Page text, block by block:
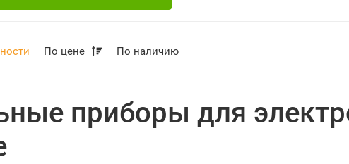
По цене По наличию
приборы для